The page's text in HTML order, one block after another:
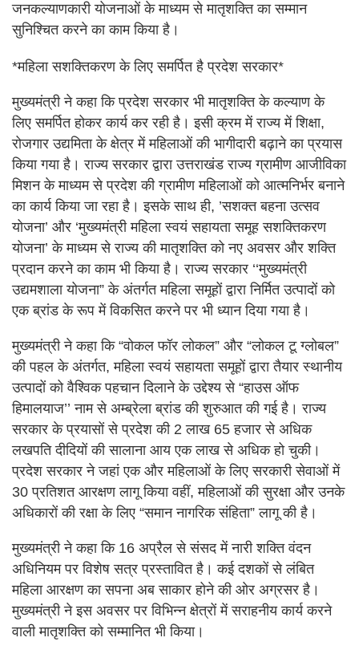
जनकल्याणकारी योजनाओं के माध्यम से मातृशक्ति का सम्मान
सुनिश्चित करने का काम किया है।
*महिला सशक्तिकरण के लिए समर्पित है प्रदेश सरकार*
मुख्यमंत्री ने कहा कि प्रदेश सरकार भी मातृशक्ति के कल्याण के
लिए समर्पित होकर कार्य कर रही है। इसी क्रम में राज्य में शिक्षा,
रोजगार उद्यमिता के क्षेत्र में महिलाओं की भागीदारी बढ़ाने का प्रयास
किया गया है। राज्य सरकार द्वारा उत्तराखंड राज्य ग्रामीण आजीविका
मिशन के माध्यम से प्रदेश की ग्रामीण महिलाओं को आत्मनिर्भर बनाने
का कार्य किया जा रहा है। इसके साथ ही, ’सशक्त बहना उत्सव
योजना’ और ‘मुख्यमंत्री महिला स्वयं सहायता समूह सशक्तिकरण
योजना’ के माध्यम से राज्य की मातृशक्ति को नए अवसर और शक्ति
प्रदान करने का काम भी किया है। राज्य सरकार ‘‘मुख्यमंत्री
उद्यमशाला योजना” के अंतर्गत महिला समूहों द्वारा निर्मित उत्पादों को
एक ब्रांड के रूप में विकसित करने पर भी ध्यान दिया गया है।
मुख्यमंत्री ने कहा कि “वोकल फॉर लोकल” और “लोकल टू ग्लोबल”
की पहल के अंतर्गत, महिला स्वयं सहायता समूहों द्वारा तैयार स्थानीय
उत्पादों को वैश्विक पहचान दिलाने के उद्देश्य से “हाउस ऑफ
हिमालयाज’’ नाम से अम्ब्रेला ब्रांड की शुरुआत की गई है। राज्य
सरकार के प्रयासों से प्रदेश की 2 लाख 65 हजार से अधिक
लखपति दीदियों की सालाना आय एक लाख से अधिक हो चुकी।
प्रदेश सरकार ने जहां एक और महिलाओं के लिए सरकारी सेवाओं में
30 प्रतिशत आरक्षण लागू किया वहीं, महिलाओं की सुरक्षा और उनके
अधिकारों की रक्षा के लिए “समान नागरिक संहिता” लागू की है।
मुख्यमंत्री ने कहा कि 16 अप्रैल से संसद में नारी शक्ति वंदन
अधिनियम पर विशेष सत्र प्रस्तावित है। कई दशकों से लंबित
महिला आरक्षण का सपना अब साकार होने की ओर अग्रसर है।
मुख्यमंत्री ने इस अवसर पर विभिन्न क्षेत्रों में सराहनीय कार्य करने
वाली मातृशक्ति को सम्मानित भी किया।